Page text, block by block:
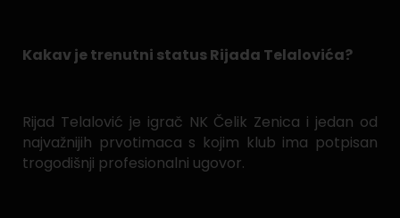
Kakav je trenutni status Rijada Telalovića?
Rijad Telalović je igrač NK Čelik Zenica i jedan od
najvažnijih prvotimaca s kojim klub ima potpisan
trogodišnji profesionalni ugovor.